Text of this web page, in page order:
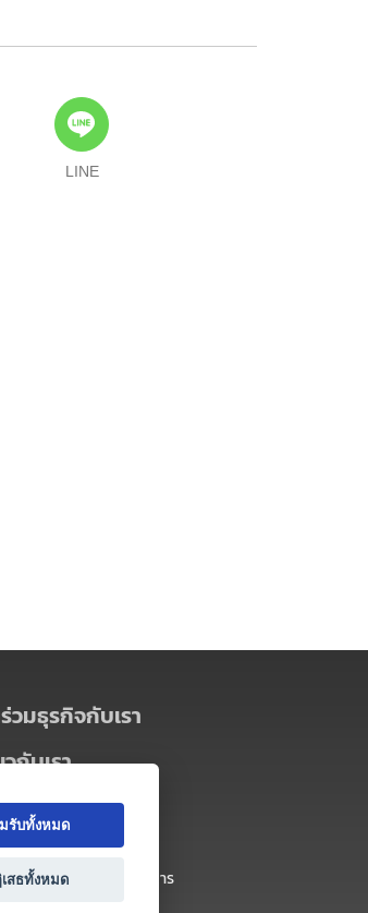
LINE
ร่วมธุรกิจกับเรา
กับเรา
บ Thai MICE Connect
ยความเป็นส่วนตัว
กลง และเงื่อนไขการใช้บริการ
รับทั้งหมด
สธทั้งหมด